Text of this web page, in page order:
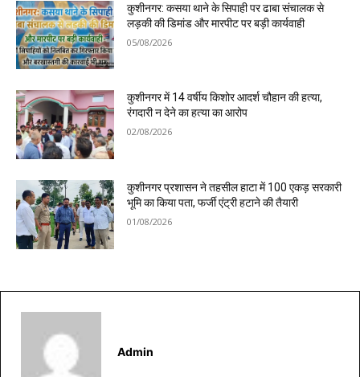
कुशीनगर: कसया थाने के सिपाही पर ढाबा संचालक से
लड़की की डिमांड और मारपीट पर बड़ी कार्यवाही
05/08/2026
कुशीनगर में 14 वर्षीय किशोर आदर्श चौहान की हत्या,
रंगदारी न देने का हत्या का आरोप
02/08/2026
कुशीनगर प्रशासन ने तहसील हाटा में 100 एकड़ सरकारी
भूमि का किया पता, फर्जी एंट्री हटाने की तैयारी
01/08/2026
Admin